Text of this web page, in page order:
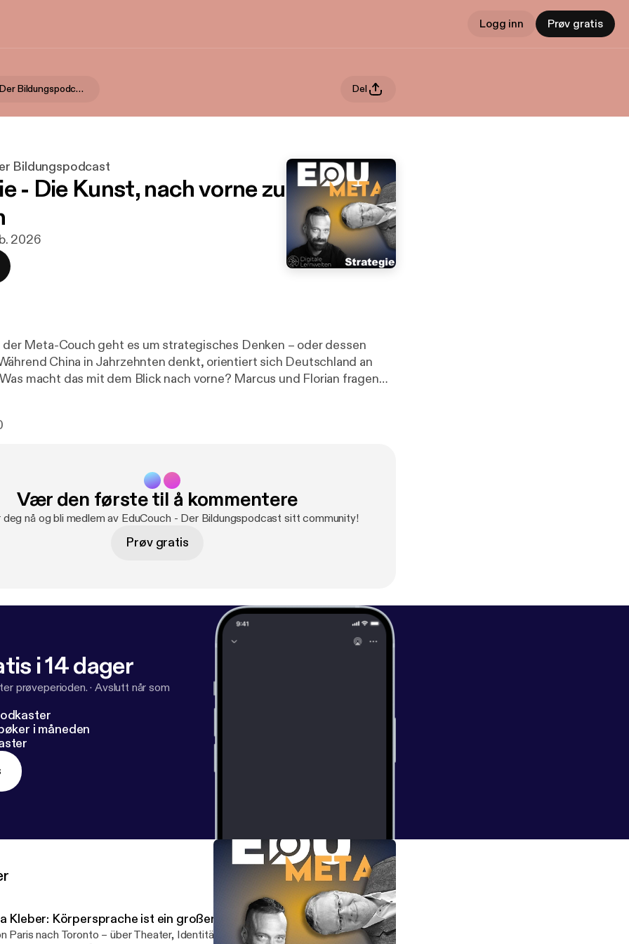
Logg inn Prøv gratis
EduCouch - Der Bildungspodcast Del
Bildungspodcast
- Die Kunst, nach vorne zu
2026
der Meta-Couch geht es um strategisches Denken – oder dessen
das mit dem Blick nach vorne? Marcus und Florian fragen
Unternehmen.
Vær den første til å kommentere
nå og bli medlem av EduCouch - Der Bildungspodcast sitt community!
Prøv gratis
i 14 dager
prøveperioden.·Avslutt når som
i måneden
Kleber: Körpersprache ist ein großer Teil der Sprache
Paris nach Toronto – über Theater, Identität und das Leben in mehreren